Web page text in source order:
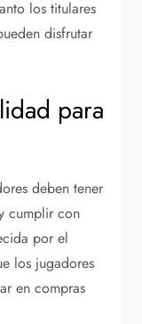
los titulares
disfrutar
para
deben tener
cumplir con
por el
los jugadores
en compras